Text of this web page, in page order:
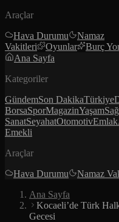
Araçlar
Hava Durumu
Namaz
Vakitleri
Oyunlar
Burç
Ana Sayfa
Kategoriler
GündemSon DakikaTürkiye
BorsaSporMagazinYaşam
SanatSeyahatOtomotivEmlak
Emekli
Araçlar
Hava Durumu
Namaz
Ana Sayfa
Kocaeli’de Türk
Gecesi